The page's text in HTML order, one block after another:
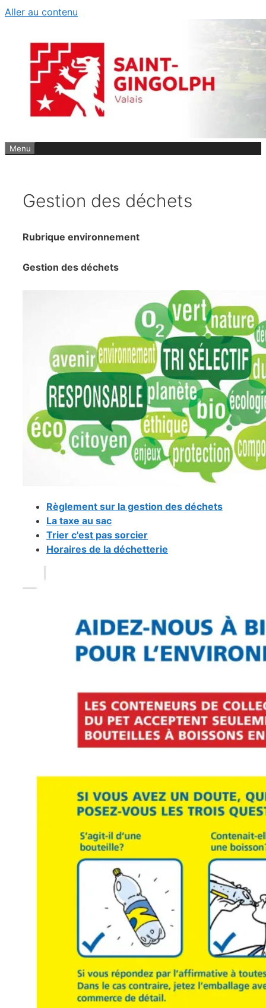
Aller au contenu
Menu
Gestion des déchets
Rubrique environnement
Gestion des déchets
Règlement sur la gestion des déchets
La taxe au sac
Trier c'est pas sorcier
Horaires de la déchetterie